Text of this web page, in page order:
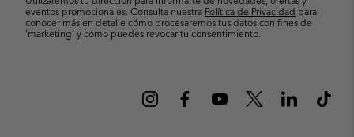
eventos promocionales. Consulta nuestra Política de Privacidad para
conocer más en detalle cómo procesaremos tus datos con fines de
’marketing’ y cómo puedes revocar tu consentimiento.